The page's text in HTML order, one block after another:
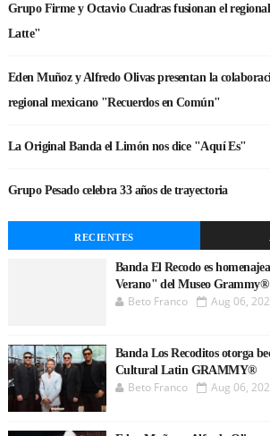
Grupo Firme y Octavio Cuadras fusionan el
Latte"
Eden Muñoz y Alfredo Olivas presentan la
regional mexicano "Recuerdos en Común"
La Original Banda el Limón nos dice "Aquí Es"
Grupo Pesado celebra 33 años de trayectoria
RECIENTES
Banda El Recodo es
Verano" del Museo Grammy®
Beto Franco Aug 06,
Banda Los Recoditos otorga
Cultural Latin GRAMMY®
Beto Franco Aug 06,